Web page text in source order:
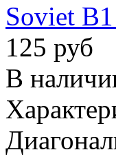
Soviet B1
125 руб
В